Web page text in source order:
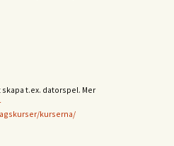
t.ex. datorspel. Mer
kurserna/